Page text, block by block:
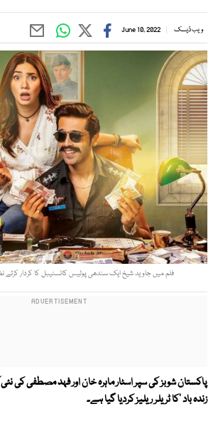
ویب ڈیسک June 10, 2022
فلم میں جاوید شیخ ایک سندھی پولیس کانسٹیبل کا کردار کرتے
پاکستان شوبز کی سپر اسٹار ماہرہ خان اور فہد مصطفی کی
زندہ باد 'کا ٹریلر ریلیز کردیا گیا ہے۔